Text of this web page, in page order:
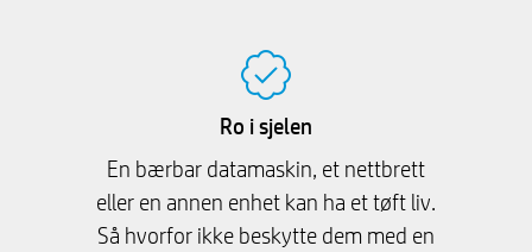
Ro i sjelen
En bærbar datamaskin, et nettbrett
eller en annen enhet kan ha et tøft liv.
Så hvorfor ikke beskytte dem med en